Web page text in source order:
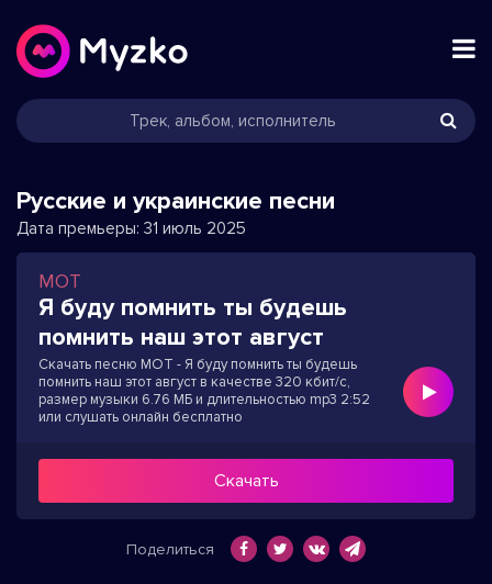
Русские и украинские песни
Дата премьеры: 31 июль 2025
МОТ
Я буду помнить ты будешь
помнить наш этот август
Скачать песню МОТ - Я буду помнить ты будешь
помнить наш этот август в качестве 320 кбит/с,
размер музыки 6.76 МБ и длительностью mp3 2:52
или слушать онлайн бесплатно
Скачать
Поделиться